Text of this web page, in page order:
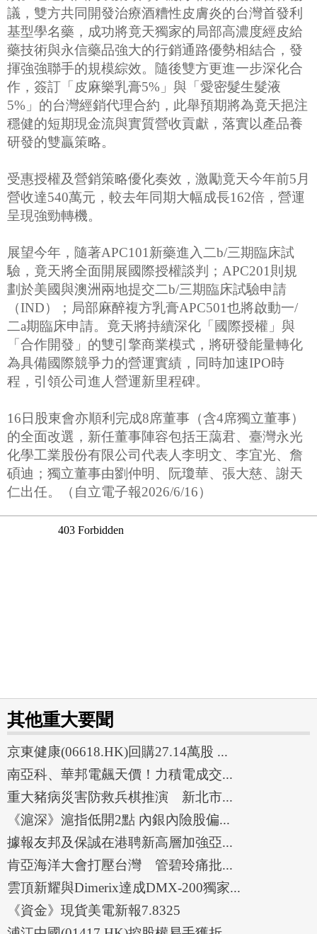
議，雙方共同開發治療酒糟性皮膚炎的台灣首發利
基型學名藥，成功將竟天獨家的局部高濃度經皮給
藥技術與永信藥品強大的行銷通路優勢相結合，發
揮強強聯手的規模綜效。隨後雙方更進一步深化合
作，簽訂「皮麻樂乳膏5%」與「愛密髮生髮液
5%」的台灣經銷代理合約，此舉預期將為竟天挹注
穩健的短期現金流與實質營收貢獻，落實以產品養
研發的雙贏策略。
受惠授權及營銷策略優化奏效，激勵竟天今年前5月
營收達540萬元，較去年同期大幅成長162倍，營運
呈現強勁轉機。
展望今年，隨著APC101新藥進入二b/三期臨床試
驗，竟天將全面開展國際授權談判；APC201則規
劃於美國與澳洲兩地提交二b/三期臨床試驗申請
（IND）；局部麻醉複方乳膏APC501也將啟動一/
二a期臨床申請。竟天將持續深化「國際授權」與
「合作開發」的雙引擎商業模式，將研發能量轉化
為具備國際競爭力的營運實績，同時加速IPO時
程，引領公司進人營運新里程碑。
16日股東會亦順利完成8席董事（含4席獨立董事）
的全面改選，新任董事陣容包括王藹君、臺灣永光
化學工業股份有限公司代表人李明文、李宜光、詹
碩迪；獨立董事由劉仲明、阮瓊華、張大慈、謝天
仁出任。（自立電子報2026/6/16）
其他重大要聞
京東健康(06618.HK)回購27.14萬股 ...
南亞科、華邦電飆天價！力積電成交...
重大豬病災害防救兵棋推演 新北市...
《滬深》滬指低開2點 內銀內險股偏...
據報友邦及保誠在港聘新高層加強亞...
肯亞海洋大會打壓台灣 管碧玲痛批...
雲頂新耀與Dimerix達成DMX-200獨家...
《資金》現貨美電新報7.8325